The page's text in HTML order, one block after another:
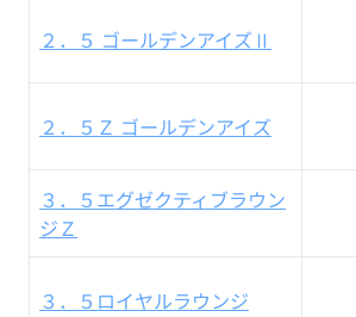
２．５ ゴールデンアイズⅡ
２．５Ｚ ゴールデンアイズ
３．５エグゼクティブラウン
ジＺ
３．５ロイヤルラウンジ